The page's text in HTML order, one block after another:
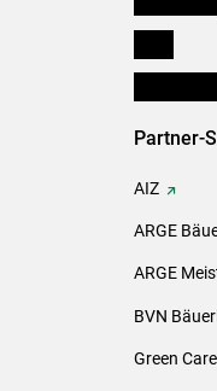
Partner-
AIZ
ARGE
ARGE
BVN
Green Care